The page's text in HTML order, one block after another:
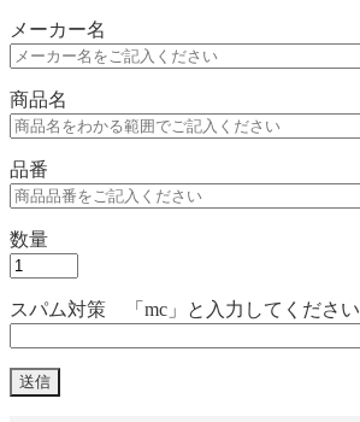
メーカー名
商品名
品番
数量
スパム対策 「mc」と入力してください